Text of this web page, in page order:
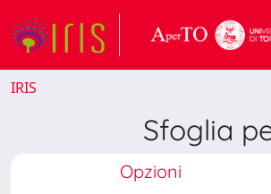
IRIS
Sfoglia
Opzioni